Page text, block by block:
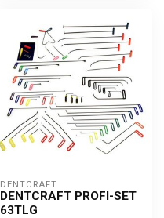
DENTCRAFT
DENTCRAFT PROFI-SET
63TLG